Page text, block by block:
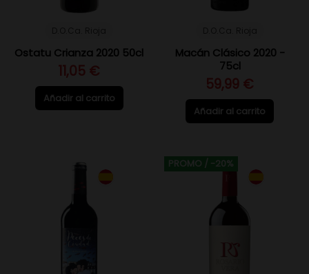
Ostatu Crianza 2020 50cl
11,05 €
Añadir al carrito
Macán Clásico 2020 -
75cl
59,99 €
Añadir al carrito
PROMO / -20%